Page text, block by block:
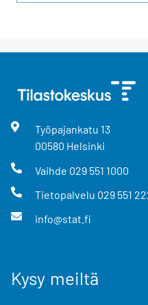
Työpajankatu 13
00580 Helsinki
Vaihde 029 551 1000
Tietopalvelu 029 551
info@stat.fi
Kysy meiltä